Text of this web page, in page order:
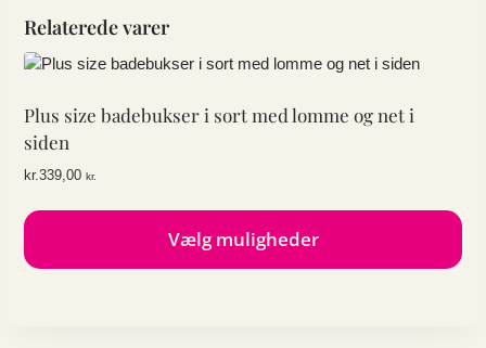
Relaterede varer
Plus size badebukser i sort med lomme og net i
siden
kr. 339,00 kr.
Vælg muligheder